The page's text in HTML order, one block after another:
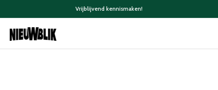
Vrijblijvend kennismaken!